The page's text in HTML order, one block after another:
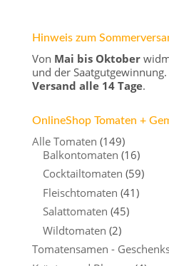
Hinweis zum
Von Mai bis Oktober
und der
Versand alle 14 Tage.
OnlineShop Tomaten +
Alle Tomaten (149)
Balkontomaten (16)
Cocktailtomaten (59)
Fleischtomaten (41)
Salattomaten (45)
Wildtomaten (2)
Tomatensamen -